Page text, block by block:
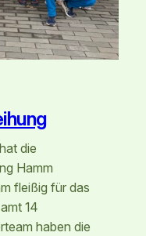
die
Hamm
fleißig für das
14
haben die